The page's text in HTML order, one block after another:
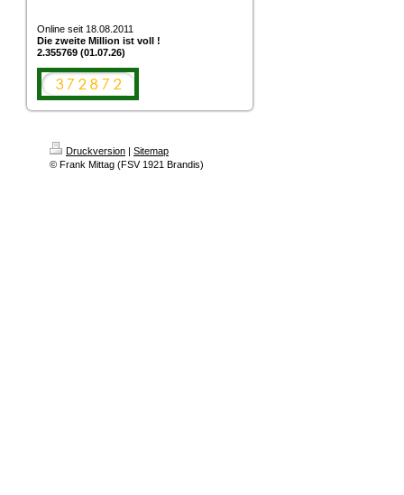
Online seit 18.08.2011
Die zweite Million ist voll !
2.355769 (01.07.26)
Druckversion | Sitemap
© Frank Mittag (FSV 1921 Brandis)